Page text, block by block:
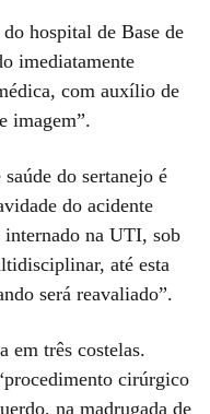
hospital de Base de
imediatamente
com auxílio de
imagem”.
do sertanejo é
do acidente
na UTI, sob
até esta
será reavaliado”.
em três costelas.
cirúrgico
na madrugada de